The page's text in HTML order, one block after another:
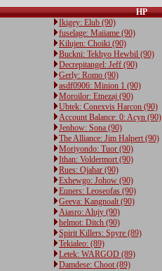
HP
Ikigey: Elub (90)
fuselage: Maiiame (90)
Kilujen: Choiki (90)
Buckni: Tekhyo Hewbil (90)
Decrepitangel: Jeff (90)
Gerly: Romo (90)
asdf0906: Minion 1 (90)
Moroilor: Etnezaj (90)
Ubtek: Conexvis Harcon (90)
Account Balance: 0: Acyn (90)
Jenhow: Sona (90)
The Alliance: Jim Halpert (90)
Moriyondo: Tuor (90)
Ithan: Voldermort (90)
Rues: Ojahar (90)
Exhewgo: Johow (90)
Euners: Leoseofas (90)
Geeva: Kangnoalt (90)
Aiasro: Alujy (90)
helmot: Ditch (90)
Spirit Killers: Spyre (89)
Tekialeo: (89)
Letek: WARGOD (89)
Damdese: Choot (89)